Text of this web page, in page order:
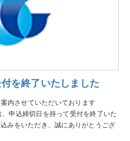
を終了いたしました
内させていただいております
申込締切日を持って受付を終了いた
みをいただき、誠にありがとうござ